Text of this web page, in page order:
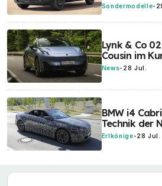
Sondermodelle-
Lynk & Co
Cousin im
News- 28 Jul.
BMW i4
Technik der
Erlkönige-28 Jul.